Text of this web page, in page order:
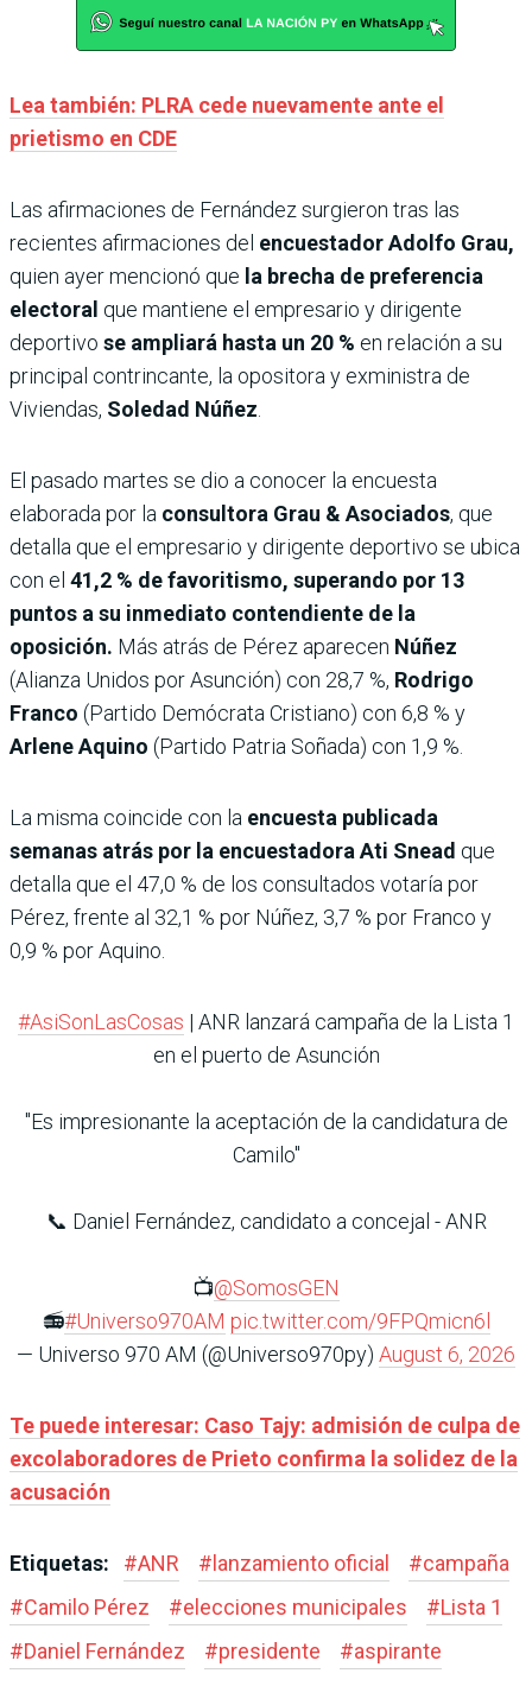
Lea también: PLRA cede nuevamente ante el
prietismo en CDE
Las afirmaciones de Fernández surgieron tras las
recientes afirmaciones del encuestador Adolfo Grau,
quien ayer mencionó que la brecha de preferencia
electoral que mantiene el empresario y dirigente
deportivo se ampliará hasta un 20 % en relación a su
principal contrincante, la opositora y exministra de
Viviendas, Soledad Núñez
El pasado martes se dio a conocer la encuesta
elaborada por la consultora Grau & Asociados, que
detalla que el empresario y dirigente deportivo se ubica
con el 41,2 % de favoritismo, superando por 13
puntos a su inmediato contendiente de la
oposición. Más atrás de Pérez aparecen Núñez
(Alianza Unidos por Asunción) con 28,7 %, Rodrigo
Franco (Partido Demócrata Cristiano) con 6,8 % y
Arlene Aquino (Partido Patria Soñada) con 1,9 %.
La misma coincide con la encuesta publicada
semanas atrás por la encuestadora Ati Snead que
detalla que el 47,0 % de los consultados votaría por
Pérez, frente al 32,1 % por Núñez, 3,7 % por Franco y
0,9 % por Aquino.
#AsiSonLasCosas | ANR lanzará campaña de la Lista 1
en el puerto de Asunción
"Es impresionante la aceptación de la candidatura de
Camilo"
📞 Daniel Fernández, candidato a concejal - ANR
📺@SomosGEN
📻#Universo970AM pic.twitter.com/9FPQmicn6l
— Universo 970 AM (@Universo970py) August 6, 2026
Te puede interesar: Caso Tajy: admisión de culpa de
excolaboradores de Prieto confirma la solidez de la
acusación
Etiquetas: #ANR # lanzamiento oficial #campaña
#Camilo Pérez #elecciones municipales #Lista 1
#Daniel Fernández #presidente #aspirante